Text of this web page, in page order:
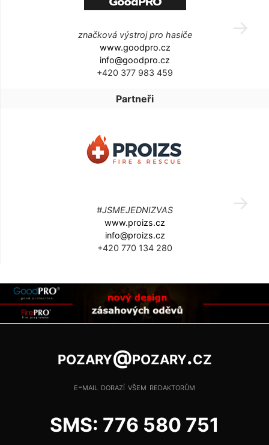
značková výstroj pro hasiče
www.goodpro.cz
info@goodpro.cz
+420 377 983 459
Partneři
#JSMEJEDNIZVAS
www.proizs.cz
info@proizs.cz
+420 770 134 280
pozary@pozary.cz
e-mail dorazí všem redaktorům
SMS: 776 580 751